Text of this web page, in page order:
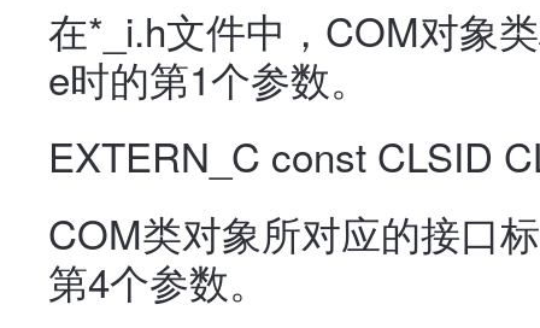
在*_i.h文件中，COM对象
e时的第1个参数。
EXTERN_C const CLSID
COM类对象所对应的接口
第4个参数。